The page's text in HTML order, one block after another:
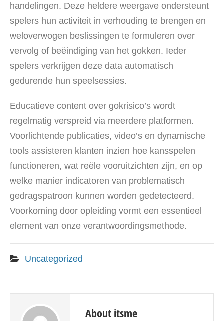
handelingen. Deze heldere weergave ondersteunt
spelers hun activiteit in verhouding te brengen en
weloverwogen beslissingen te formuleren over
vervolg of beëindiging van het gokken. Ieder
spelers verkrijgen deze data automatisch
gedurende hun speelsessies.
Educatieve content over gokrisico’s wordt
regelmatig verspreid via meerdere platformen.
Voorlichtende publicaties, video’s en dynamische
tools assisteren klanten inzien hoe kansspelen
functioneren, wat reële vooruitzichten zijn, en op
welke manier indicatoren van problematisch
gedragspatroon kunnen worden gedetecteerd.
Voorkoming door opleiding vormt een essentieel
element van onze verantwoordingsmethode.
Uncategorized
About itsme